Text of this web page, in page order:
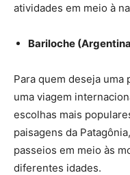
atividades em meio à
Bariloche
Para quem deseja
uma viagem
escolhas mais
paisagens da
passeios em meio às
diferentes idades.